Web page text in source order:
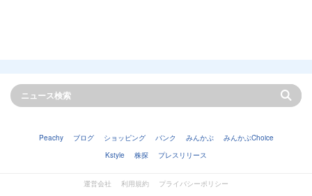
Peachy ブログ ショッピング バンク みんかぶ
みんかぶChoice
Kstyle
株探 プレスリリース
運営会社 利用規約 プライバシーポリシー